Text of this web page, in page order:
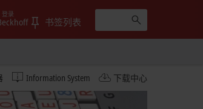
登录
书签列表
Information System 下载中心